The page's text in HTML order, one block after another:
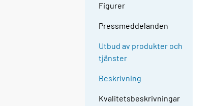
Figurer
Pressmeddelanden
Utbud av produkter och
tjänster
Beskrivning
Kvalitetsbeskrivningar